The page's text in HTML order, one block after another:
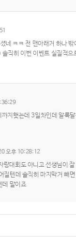
네 ㅋㅋ 전 맨아래거 하나
직히 이번 이벤트 실질적
지햇는데 3일차인데 알록
오후 10:28:12
랑대회도 아니고 선생님이
질텐데 솔직히 마지막거 빼
데 말이죠